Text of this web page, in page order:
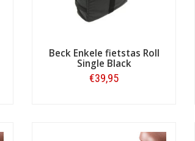
Beck Enkele fietstas Roll
Single Black
€39,95